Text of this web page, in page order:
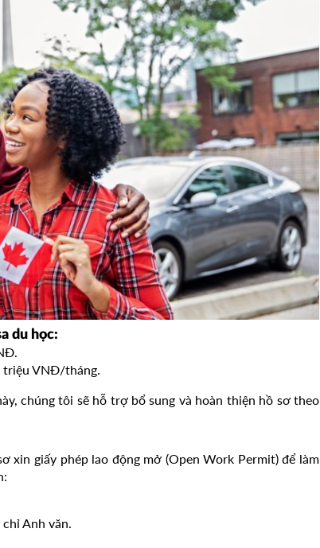
du học:
VNĐ/tháng.
chúng tôi sẽ hỗ trợ bổ sung và hoàn thiện hồ sơ theo
xin giấy phép lao động mở (Open Work Permit) để làm
Anh văn.